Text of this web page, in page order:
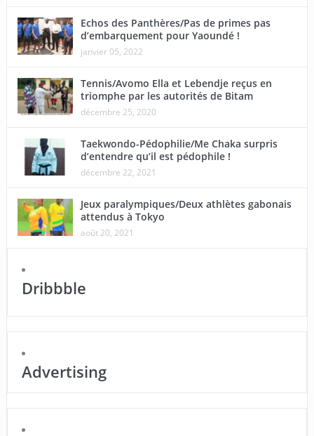
Echos des Panthères/Pas de primes pas
d’embarquement pour Yaoundé !
janvier 05, 2022
Tennis/Avomo Ella et Lebendje reçus en
triomphe par les autorités de Bitam
décembre 25, 2020
Taekwondo-Pédophilie/Me Chaka surpris
d’entendre qu’il est pédophile !
décembre 22, 2021
Jeux paralympiques/Deux athlètes gabonais
attendus à Tokyo
août 20, 2021
Dribbble
Advertising